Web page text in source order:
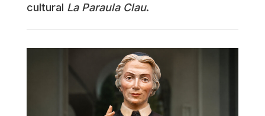
cultural La Paraula Clau.